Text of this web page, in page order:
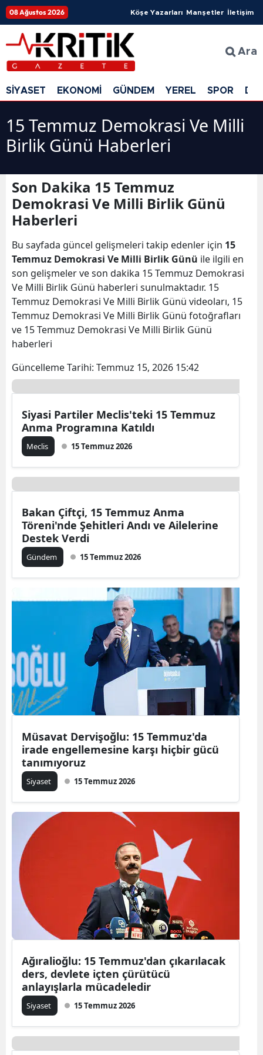
08 Ağustos 2026 Köşe Yazarları Manşetler İletişim
Ara
SİYASET EKONOMİ GÜNDEM YEREL SPOR
15 Temmuz Demokrasi Ve Milli
Birlik Günü Haberleri
Son Dakika 15 Temmuz
Demokrasi Ve Milli Birlik Günü
Haberleri
Bu sayfada güncel gelişmeleri takip edenler için 15
Temmuz Demokrasi Ve Milli Birlik Günü ile ilgili en
son gelişmeler ve son dakika 15 Temmuz Demokrasi
Ve Milli Birlik Günü haberleri sunulmaktadır. 15
Temmuz Demokrasi Ve Milli Birlik Günü videoları, 15
Temmuz Demokrasi Ve Milli Birlik Günü fotoğrafları
ve 15 Temmuz Demokrasi Ve Milli Birlik Günü
haberleri
Güncelleme Tarihi: Temmuz 15, 2026 15:42
Siyasi Partiler Meclis'teki 15 Temmuz
Anma Programına Katıldı
Meclis 15 Temmuz 2026
Bakan Çiftçi, 15 Temmuz Anma
Töreni'nde Şehitleri Andı ve Ailelerine
Destek Verdi
Gündem 15 Temmuz 2026
Müsavat Dervişoğlu: 15 Temmuz'da
irade engellemesine karşı hiçbir gücü
tanımıyoruz
Siyaset 15 Temmuz 2026
Ağıralioğlu: 15 Temmuz'dan çıkarılacak
ders, devlete içten çürütücü
anlayışlarla mücadeledir
Siyaset 15 Temmuz 2026